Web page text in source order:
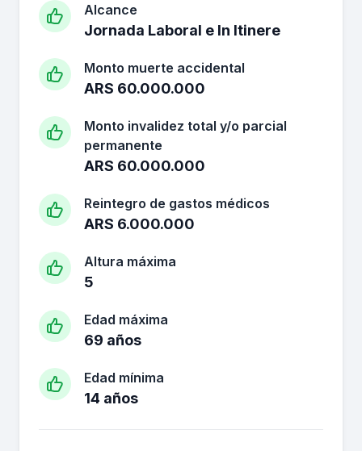
Alcance
Jornada Laboral e In Itinere
Monto muerte accidental
ARS 60.000.000
Monto invalidez total y/o parcial
permanente
ARS 60.000.000
Reintegro de gastos médicos
ARS 6.000.000
Altura máxima
5
Edad máxima
69 años
Edad mínima
14 años